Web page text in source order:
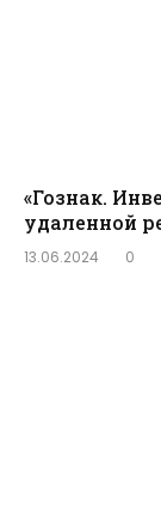
«Гознак.
удаленной
13.06.2024 0